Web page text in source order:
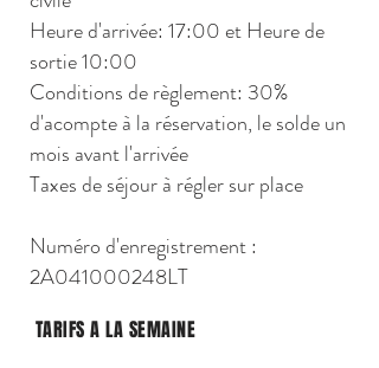
Heure d'arrivée: 17:00 et Heure de
sortie 10:00
Conditions de règlement: 30%
d'acompte à la réservation, le solde un
mois avant l'arrivée
Taxes de séjour à régler sur place
Numéro d'enregistrement :
2A041000248LT
TARIFS A LA SEMAINE